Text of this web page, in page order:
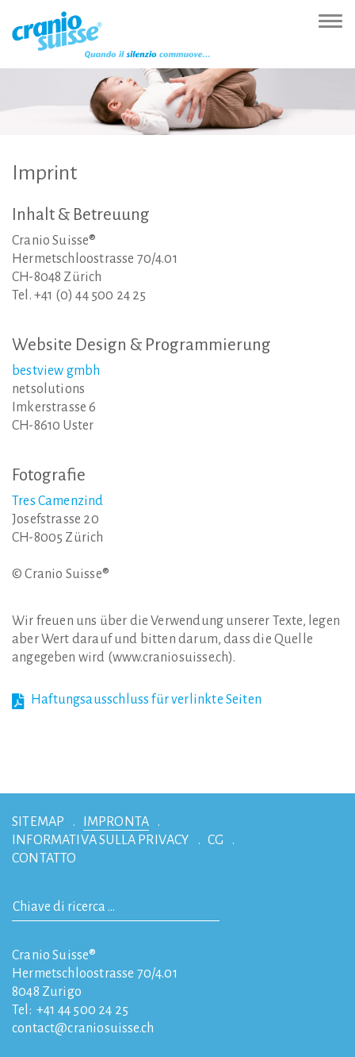
(Accesskey
Hauptnavigation
(Accesskey
Inhalt
(Accesskey
Sprachumschaltung
(Accesskey
Imprint
Inhalt & Betreuung
Cranio Suisse®
Hermetschloostrasse 70/4.01
CH-8048 Zürich
Tel. +41 (0) 44 500 24 25
Website Design & Programmierung
bestview gmbh
netsolutions
Imkerstrasse 6
CH-8610 Uster
Fotografie
Tres Camenzind
Josefstrasse 20
CH-8005 Zürich
© Cranio Suisse®
Wir freuen uns über die Verwendung unserer Texte, legen
aber Wert darauf und bitten darum, dass die Quelle
angegeben wird (www.craniosuisse.ch).
Haftungsausschluss für verlinkte Seiten
SITEMAP
IMPRONTA
INFORMATIVA SULLA PRIVACY
CG
CONTATTO
Cranio Suisse®
Hermetschloostrasse 70/4.01
8048 Zurigo
Tel: +41 44 500 24 25
contact
craniosuisse.ch